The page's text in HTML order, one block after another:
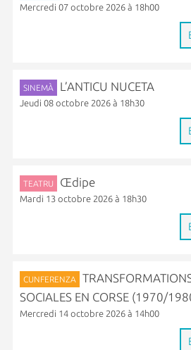
Mercredi 07 octobre 2026 à 18h00
SINEMÀ L’ANTICU NUCETA
Jeudi 08 octobre 2026 à 18h30
TEATRU Œdipe
Mardi 13 octobre 2026 à 18h30
CUNFERENZA
SOCIALES EN CORSE (1970/
Mercredi 14 octobre 2026 à 14h00